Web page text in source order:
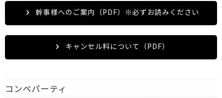
幹事様へのご案内（PDF） ※必ずお読みください
キャンセル料について（PDF）
コンペパーティ